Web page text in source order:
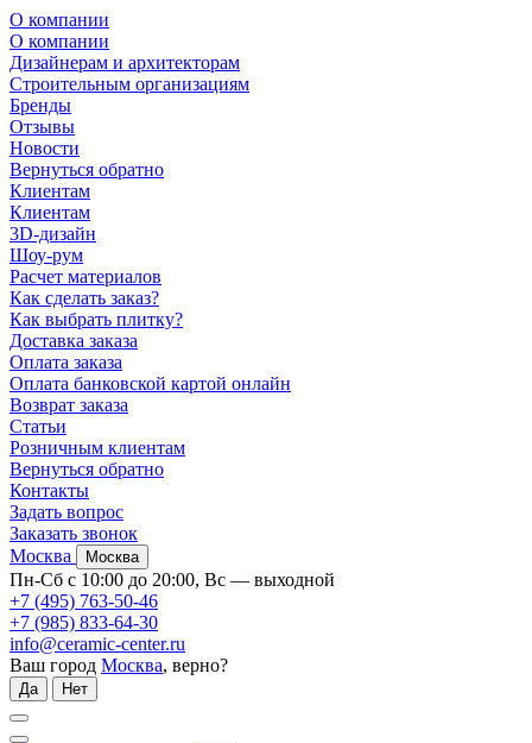
О компании
О компании
Дизайнерам и архитекторам
Строительным организациям
Бренды
Отзывы
Новости
Вернуться обратно
Клиентам
Клиентам
3D-дизайн
Шоу-рум
Расчет материалов
Как сделать заказ?
Как выбрать плитку?
Доставка заказа
Оплата заказа
Оплата банковской картой онлайн
Возврат заказа
Статьи
Розничным клиентам
Вернуться обратно
Контакты
Задать вопрос
Заказать звонок
Москва
Москва
Пн-Сб с 10:00 до 20:00, Вс — выходной
+7 (495) 763-50-46
+7 (985) 833-64-30
info@ceramic-center.ru
Ваш город Москва, верно?
Да Нет